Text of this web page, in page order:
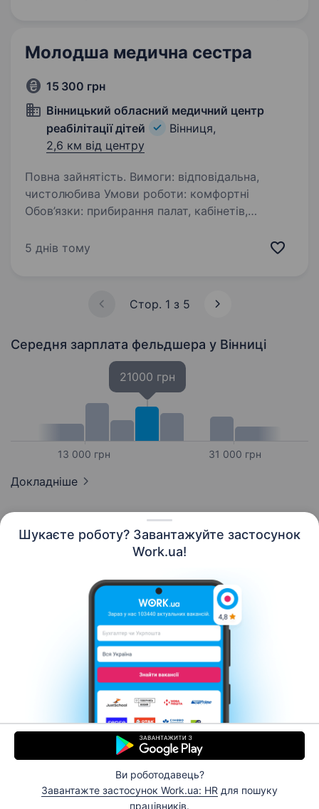
Шукаєте роботу? Завантажуйте застосунок
Work.ua!
Ви роботодавець?
Завантажте застосунок Work.ua: HR для пошуку
працівників.
Молодша медична сестра
15 300 грн
Вінницький обласний медичний центр
реабілітації дітей
Вінниця,
2,6 км від центру
Повна зайнятість. Вимоги: відповідальна,
чистолюбива Умови роботи: комфортні
Обов’язки: прибирання палат, кабінетів,
5 днів тому
Стор. 1 з 5
Середня зарплата фельдшера у Вінниці
13 000 грн
21000 грн
31 000 грн
Докладніше
Контакти Про нас
Кар’єра
Допомога Умови використання
© 2006–2026 Work.ua. Сервіс пошуку роботи №1 в